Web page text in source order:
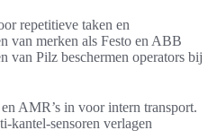
repetitieve taken en
van merken als Festo en ABB
van Pilz beschermen operators bij
AMR’s in voor intern transport.
kantel-sensoren verlagen